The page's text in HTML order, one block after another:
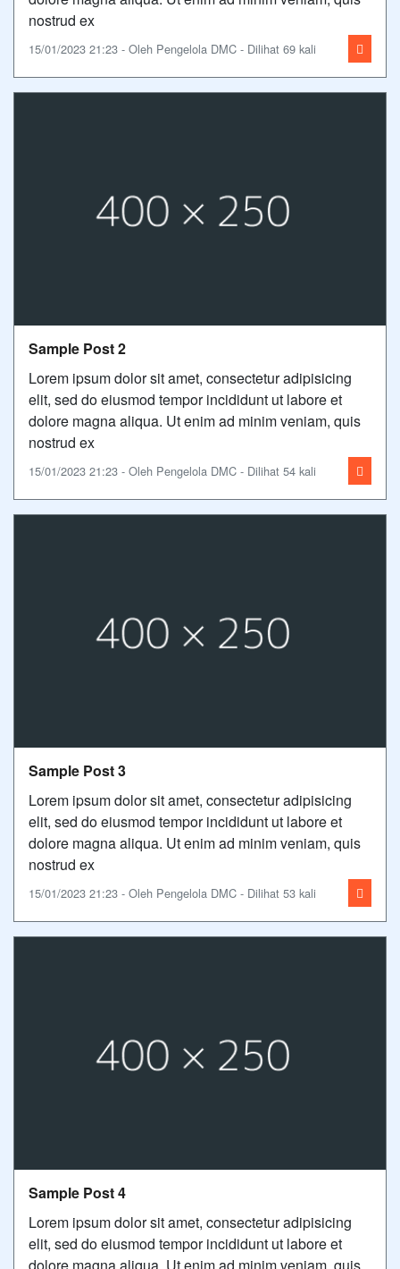
nostrud ex
15/01/2023 21:23 - Oleh Pengelola DMC - Dilihat 69 kali
Sample Post 2
Lorem ipsum dolor sit amet, consectetur adipisicing
elit, sed do eiusmod tempor incididunt ut labore et
dolore magna aliqua. Ut enim ad minim veniam, quis
nostrud ex
15/01/2023 21:23 - Oleh Pengelola DMC - Dilihat 54 kali
Sample Post 3
Lorem ipsum dolor sit amet, consectetur adipisicing
elit, sed do eiusmod tempor incididunt ut labore et
dolore magna aliqua. Ut enim ad minim veniam, quis
nostrud ex
15/01/2023 21:23 - Oleh Pengelola DMC - Dilihat 53 kali
Sample Post 4
Lorem ipsum dolor sit amet, consectetur adipisicing
elit, sed do eiusmod tempor incididunt ut labore et